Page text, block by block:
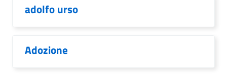
adolfo urso
Adozione